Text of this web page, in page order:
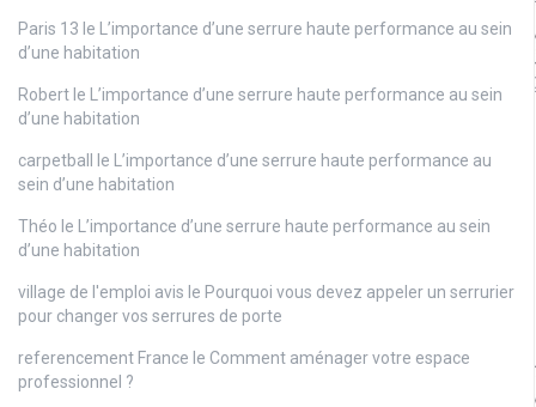
Paris 13 le L’importance d’une serrure haute performance au sein
d’une habitation
Robert le L’importance d’une serrure haute performance au sein
d’une habitation
carpetball le L’importance d’une serrure haute performance au
sein d’une habitation
Théo le L’importance d’une serrure haute performance au sein
d’une habitation
village de l'emploi avis le Pourquoi vous devez appeler un serrurier
pour changer vos serrures de porte
referencement France le Comment aménager votre espace
professionnel ?